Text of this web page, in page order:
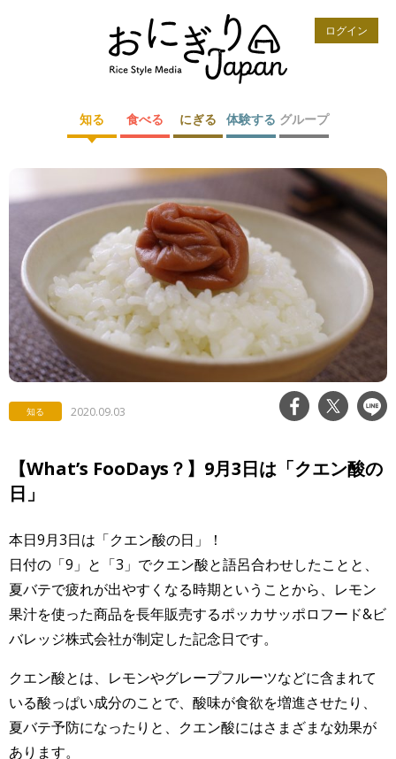
ログイン
知る 食べる にぎる 体験する グループ
知る 2020.09.03
【What’s FooDays？】9月3日は「クエン酸の
日」
本日9月3日は「クエン酸の日」！
日付の「9」と「3」でクエン酸と語呂合わせしたことと、
夏バテで疲れが出やすくなる時期ということから、レモン
果汁を使った商品を長年販売するポッカサッポロフード&ビ
バレッジ株式会社が制定した記念日です。
クエン酸とは、レモンやグレープフルーツなどに含まれて
いる酸っぱい成分のことで、酸味が食欲を増進させたり、
夏バテ予防になったりと、クエン酸にはさまざまな効果が
あります。